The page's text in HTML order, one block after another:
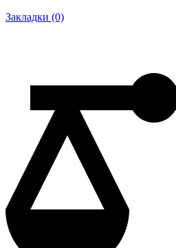
Закладки (0)